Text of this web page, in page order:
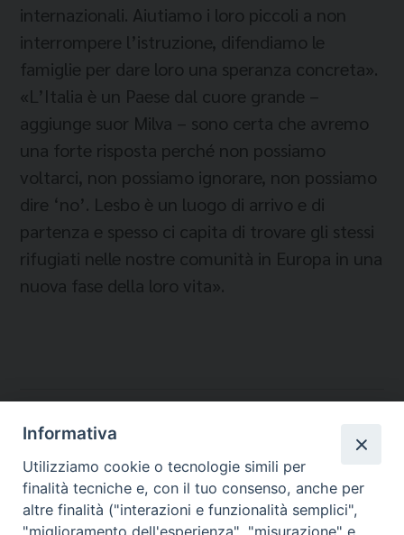
internazionali. Aiutiamo i loro piccoli a non
interrompere l’istruzione, difendiamo le
famiglie per dare loro una speranza concreta».
«L’Italia è un Paese dal cuore grande –
aggiunge suor Milva – sono certa che avremo
una forte risposta perché non possiamo
voltarci, non possiamo ignorare, non possiamo
dire ‘no’. Lesbo è un luogo di arrivo e di
partenza e spesso ci capita di trovare gli stessi
rifugiati nelle nostre comunità in Europa in una
nuova fase della loro vita».
Temi:
IMMIGRATI E RIFUGAITI
LESBO
SCALABRINIANE
Informativa
Utilizziamo cookie o tecnologie simili per
finalità tecniche e, con il tuo consenso, anche per
altre finalità ("interazioni e funzionalità semplici",